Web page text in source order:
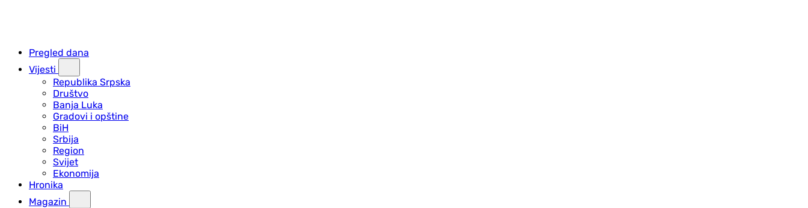
Pregled dana
Vijesti
Republika Srpska
Društvo
Banja Luka
Gradovi i opštine
BiH
Srbija
Region
Svijet
Ekonomija
Hronika
Magazin